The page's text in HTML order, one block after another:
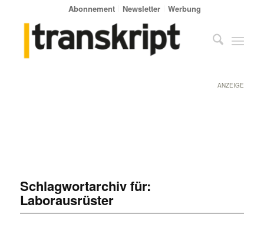
Abonnement Newsletter Werbung
ANZEIGE
Schlagwortarchiv für:
Laborausrüster